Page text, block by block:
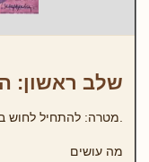
שלב ראשון:
.מטרה: להתחיל לחוש
מה עושים